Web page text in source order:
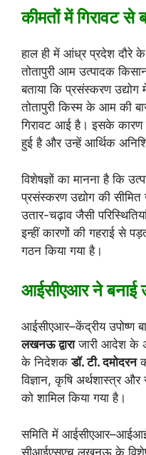
कीमतों में गिरावट से
हाल ही में आंध्र प्रदेश दौरे
तोतापुरी आम उत्पादक
बताया कि प्रसंस्करण उद्योग
तोतापुरी किस्म के आम की
गिरावट आई है। इसके कारण
हुई है और उन्हें आर्थिक
विशेषज्ञों का मानना है कि
प्रसंस्करण उद्योग की सीमित
उतार-चढ़ाव जैसी
इन्हीं कारणों की गहराई से
गठन किया गया है।
आईसीएआर ने बनाई
आईसीएआर–केंद्रीय उपोष्ण
लखनऊ द्वाराजारी आदेश के
के निदेशकडॉ. टी. दमोदरन
विज्ञान, कृषि अर्थशास्त्र और
को शामिल किया गया है।
समिति में
सीआईएसएच लखनऊ के